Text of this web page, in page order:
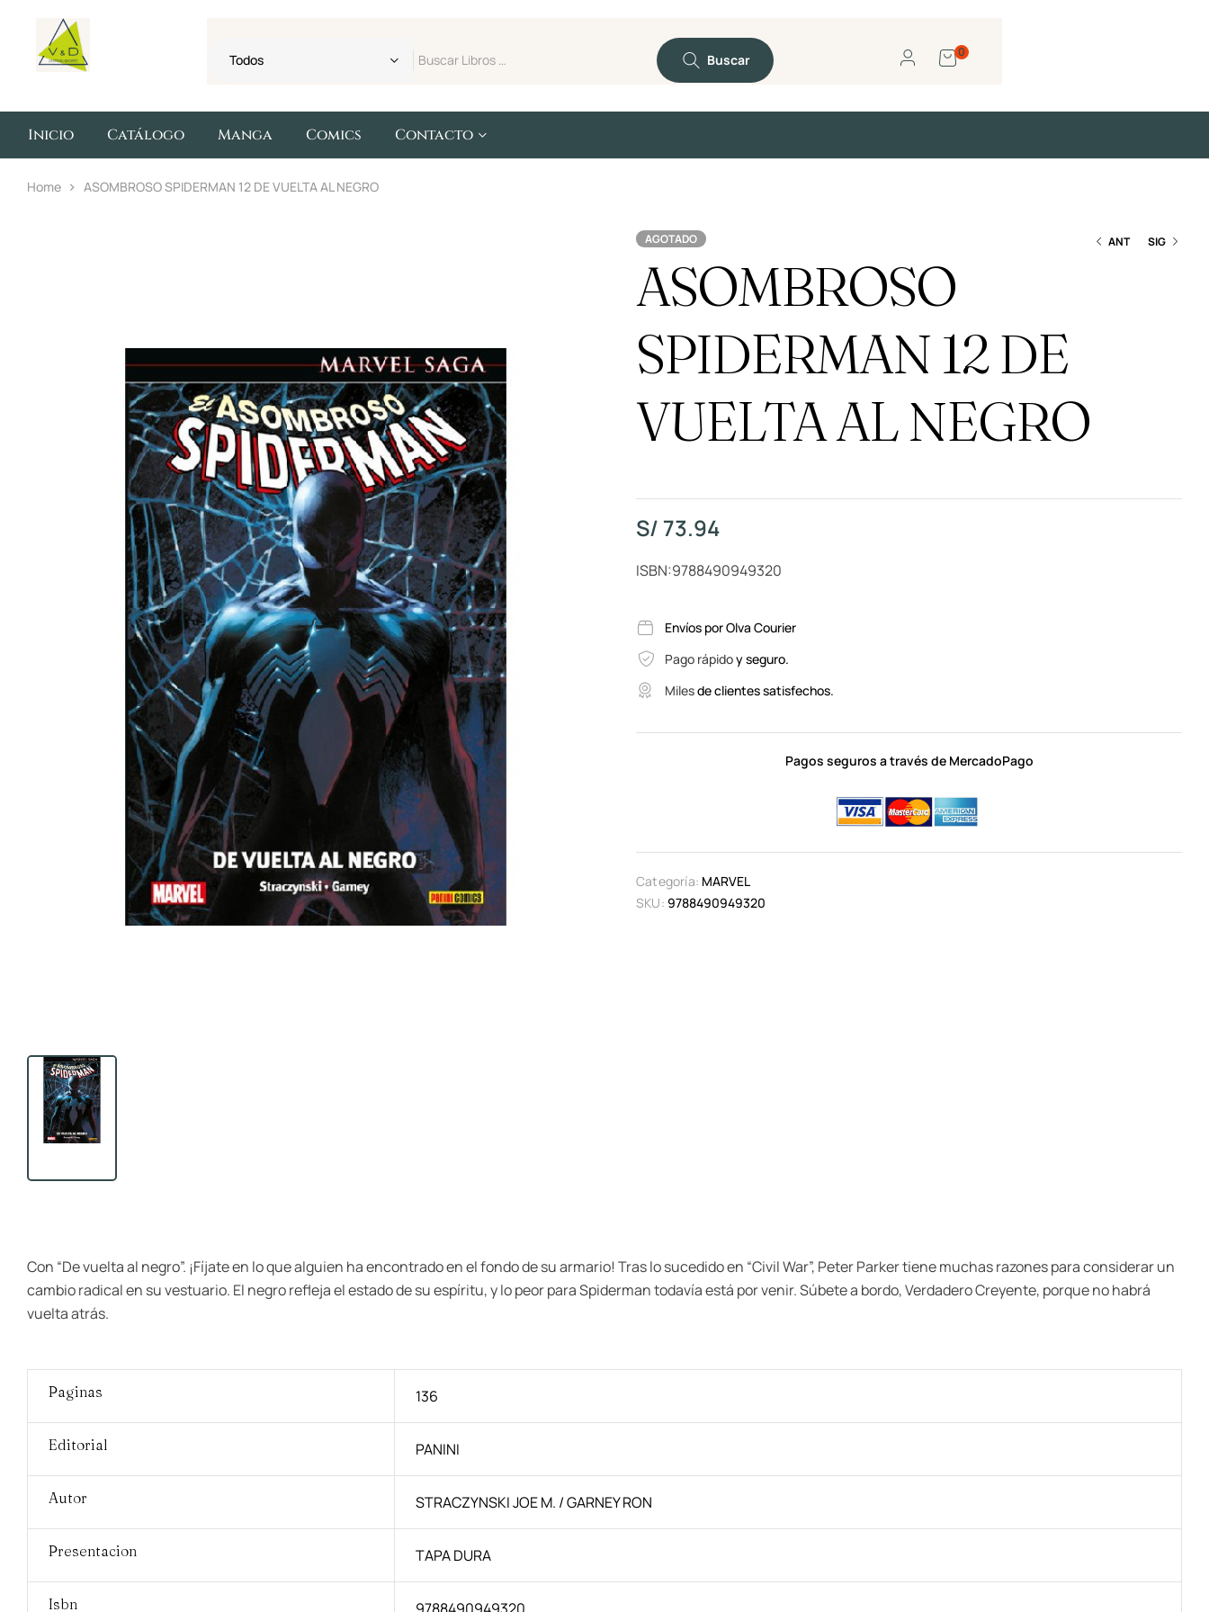
Buscar
Todos 0
Inicio Catálogo Manga Comics Contacto
Home ASOMBROSO SPIDERMAN 12 DE VUELTA AL NEGRO
ANT SIG
AGOTADO
ASOMBROSO
SPIDERMAN 12 DE
VUELTA AL NEGRO
S/ 73.94
ISBN:9788490949320
Envíos por Olva Courier
Pago rápidoy seguro.
Milesde clientes satisfechos.
Pagos seguros a través de MercadoPago
Categoría: MARVEL
SKU: 9788490949320
Con “De vuelta al negro”. ¡Fíjate en lo que alguien ha encontrado en el fondo de su armario! Tras lo sucedido en “Civil War”, Peter Parker tiene muchas razones para considerar un
cambio radical en su vestuario. El negro refleja el estado de su espíritu, y lo peor para Spiderman todavía está por venir. Súbete a bordo, Verdadero Creyente, porque no habrá
vuelta atrás.
Paginas 136
Editorial PANINI
Autor STRACZYNSKI JOE M. / GARNEY RON
Presentacion TAPA DURA
Isbn